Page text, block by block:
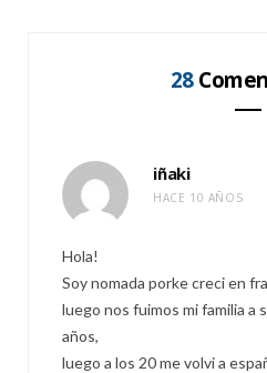
28
iñaki
HACE 10 AÑOS
Hola!
Soy nomada porke creci en
luego nos fuimos mi familia a
años,
luego a los 20 me volvi a